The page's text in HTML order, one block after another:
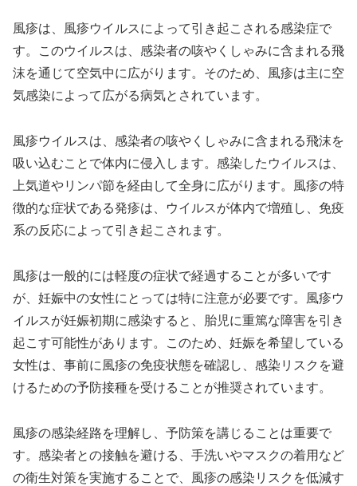
風疹は、風疹ウイルスによって引き起こされる感染症で
す。このウイルスは、感染者の咳やくしゃみに含まれる飛
沫を通じて空気中に広がります。そのため、風疹は主に空
気感染によって広がる病気とされています。
風疹ウイルスは、感染者の咳やくしゃみに含まれる飛沫を
吸い込むことで体内に侵入します。感染したウイルスは、
上気道やリンパ節を経由して全身に広がります。風疹の特
徴的な症状である発疹は、ウイルスが体内で増殖し、免疫
系の反応によって引き起こされます。
風疹は一般的には軽度の症状で経過することが多いです
が、妊娠中の女性にとっては特に注意が必要です。風疹ウ
イルスが妊娠初期に感染すると、胎児に重篤な障害を引き
起こす可能性があります。このため、妊娠を希望している
女性は、事前に風疹の免疫状態を確認し、感染リスクを避
けるための予防接種を受けることが推奨されています。
風疹の感染経路を理解し、予防策を講じることは重要で
す。感染者との接触を避ける、手洗いやマスクの着用など
の衛生対策を実施することで、風疹の感染リスクを低減す